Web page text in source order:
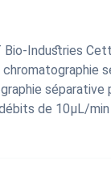
Industries
de 10µL/